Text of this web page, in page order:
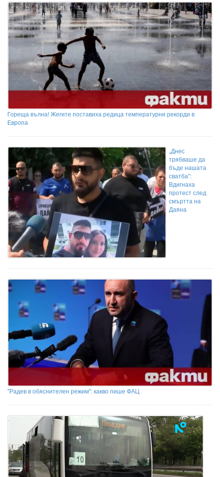
Гореща вълна! Жегите поставиха редица температурни рекорди в
Европа
„Днес
трябваше да
бъде нашата
сватба":
Вдигнаха
протест след
смъртта на
Даяна
"Радев в обяснителен режим": какво пише ФАЦ